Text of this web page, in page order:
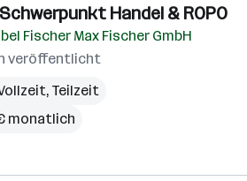
Schwerpunkt Handel & ROPO
Fischer Max Fischer GmbH
veröffentlicht
Teilzeit
monatlich